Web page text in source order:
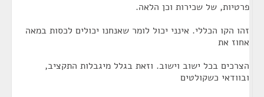
פרטיות, של שכירות וכן הלאה.
זהו הקו הכללי. אינני יכול לומר שאנחנו יכולים לכסות במאה
אחוז את
הצרכים בכל ישוב וישוב. וזאת בגלל מיגבלות התקציב,
ובוודאי כשקולטים